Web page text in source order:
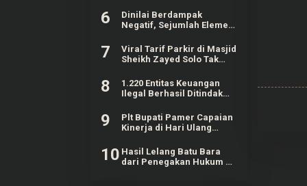
6
Dinilai Berdampak
Negatif, Sejumlah Elemen
Sound Horeg
7
Viral Tarif Parkir di Masjid
Sheikh Zayed Solo Tak
8
1.220 Entitas Keuangan
Ilegal Berhasil Ditindak
Pinjol
9
Plt Bupati Pamer Capaian
Kinerja di Hari Ulang
10 Hasil Lelang Batu Bara
dari Penegakan Hukum di